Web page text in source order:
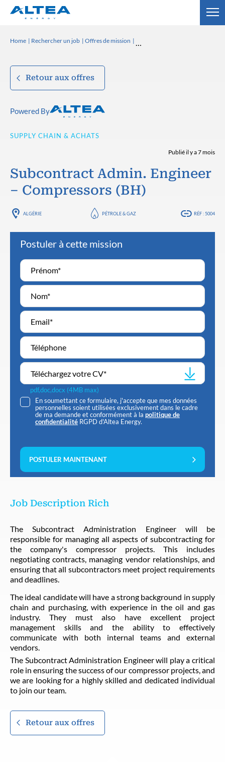
Home Rechercher un job Offres de mission
Retour aux offres
Powered By
SUPPLY CHAIN & ACHATS
Publié il y a 7 mois
Subcontract Admin. Engineer
– Compressors (BH)
ALGÉRIE PÉTROLE & GAZ RÉF : 5004
Postuler à cette mission
Téléchargez votre CV*
pdf,doc,docx (4MB max)
En soumettant ce formulaire, j'accepte que mes données
personnelles soient utilisées exclusivement dans le cadre
de ma demande et conformément à la politique de
confidentialité RGPD d'Altea Energy.
POSTULER MAINTENANT
Job Description Rich
The Subcontract Administration Engineer will be
responsible for managing all aspects of subcontracting for
the company's compressor projects. This includes
negotiating contracts, managing vendor relationships, and
ensuring that all subcontractors meet project requirements
and deadlines.
The ideal candidate will have a strong background in supply
chain and purchasing, with experience in the oil and gas
industry. They must also have excellent project
management skills and the ability to effectively
communicate with both internal teams and external
vendors.
The Subcontract Administration Engineer will play a critical
role in ensuring the success of our compressor projects, and
we are looking for a highly skilled and dedicated individual
to join our team.
Retour aux offres